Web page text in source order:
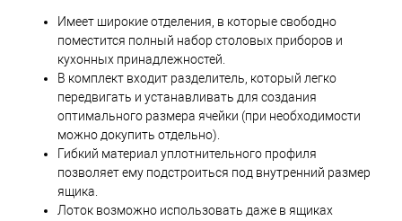
Имеет широкие отделения, в которые свободно
поместится полный набор столовых приборов и
кухонных принадлежностей.
В комплект входит разделитель, который легко
передвигать и устанавливать для создания
оптимального размера ячейки (при необходимости
можно докупить отдельно).
Гибкий материал уплотнительного профиля
позволяет ему подстроиться под внутренний размер
ящика.
Лоток возможно использовать даже в ящиках